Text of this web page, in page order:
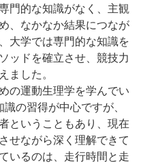
門的な知識がなく、主観
、なかなか結果につなが
大学では専門的な知識を
ッドを確立させ、競技力
ました。
の運動生理学を学んでい
の習得が中心ですが、
ということもあり、現在
せながら深く理解できて
いるのは、走行時間と走